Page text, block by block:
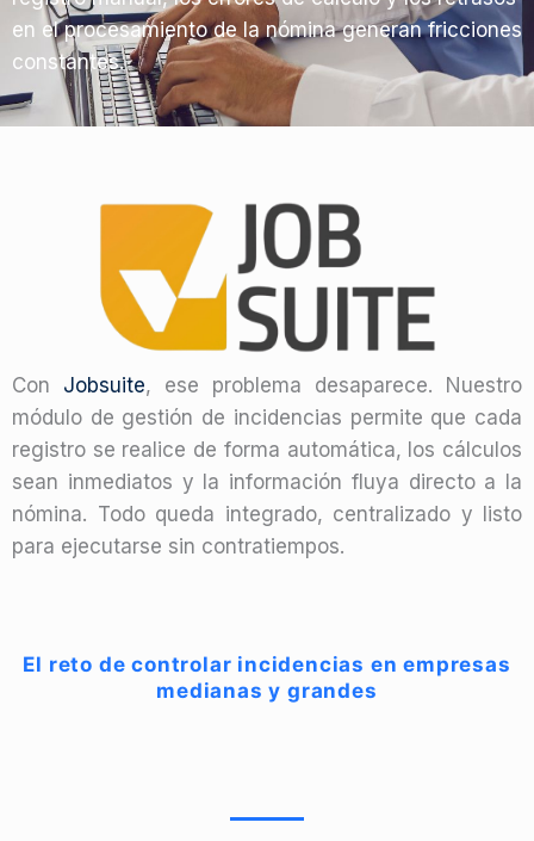
en el procesamiento de la nómina generan fricciones
constantes.
Con Jobsuite, ese problema desaparece. Nuestro
módulo de gestión de incidencias permite que cada
registro se realice de forma automática, los cálculos
sean inmediatos y la información fluya directo a la
nómina. Todo queda integrado, centralizado y listo
para ejecutarse sin contratiempos.
El reto de controlar incidencias en empresas
medianas y grandes